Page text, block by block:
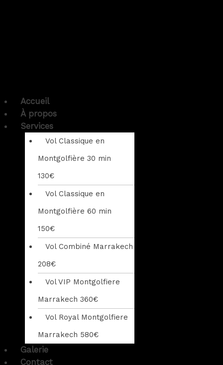
Accueil
À propos
Services
Vol Classique en
Montgolfière 30 min
130€
Vol Classique en
Montgolfière 60 min
150€
Vol Combiné Marrakech
208€
Vol VIP Montgolfiere
Marrakech 360€
Vol Royal Montgolfiere
Marrakech 580€
Galerie
Contact